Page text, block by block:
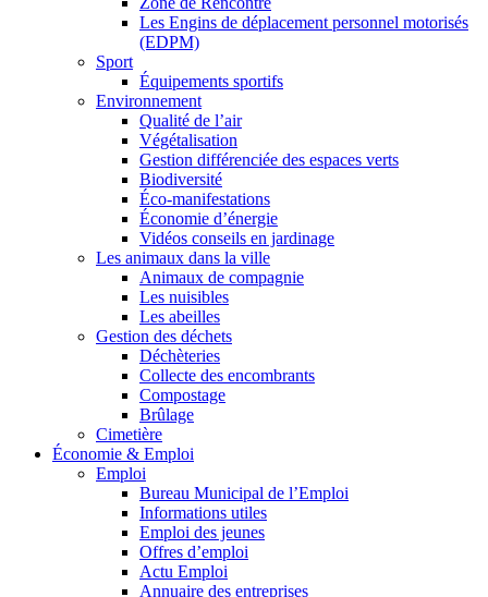
Les Engins de déplacement personnel motorisés
(EDPM)
Sport
Équipements sportifs
Environnement
Qualité de l’air
Végétalisation
Gestion différenciée des espaces verts
Biodiversité
Éco-manifestations
Économie d’énergie
Vidéos conseils en jardinage
Les animaux dans la ville
Animaux de compagnie
Les nuisibles
Les abeilles
Gestion des déchets
Déchèteries
Collecte des encombrants
Compostage
Brûlage
Cimetière
Économie & Emploi
Emploi
Bureau Municipal de l’Emploi
Informations utiles
Emploi des jeunes
Offres d’emploi
Actu Emploi
Annuaire des entreprises